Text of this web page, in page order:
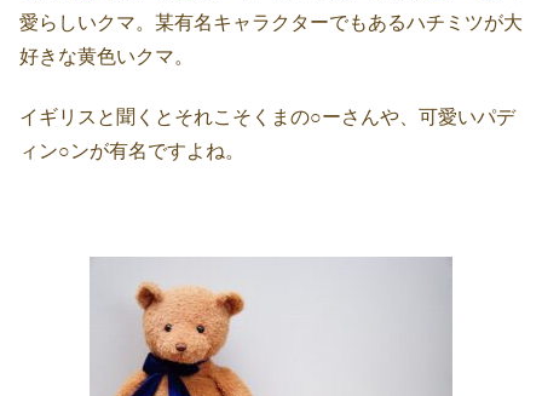
愛らしいクマ。某有名キャラクターでもあるハチミツが大
好きな黄色いクマ。
イギリスと聞くとそれこそくまの○ーさんや、可愛いパデ
ィン○ンが有名ですよね。